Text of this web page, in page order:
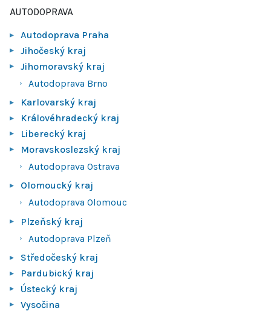
AUTODOPRAVA
Autodoprava Praha
Jihočeský kraj
Jihomoravský kraj
Autodoprava Brno
Karlovarský kraj
Královéhradecký kraj
Liberecký kraj
Moravskoslezský kraj
Autodoprava Ostrava
Olomoucký kraj
Autodoprava Olomouc
Plzeňský kraj
Autodoprava Plzeň
Středočeský kraj
Pardubický kraj
Ústecký kraj
Vysočina